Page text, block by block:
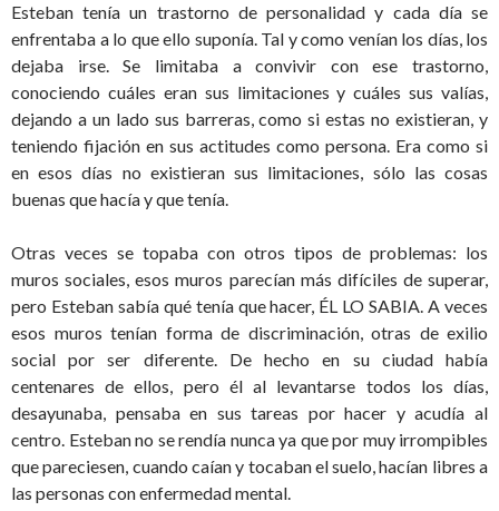
Esteban tenía un trastorno de personalidad y cada día se
enfrentaba a lo que ello suponía. Tal y como venían los días, los
dejaba irse. Se limitaba a convivir con ese trastorno,
conociendo cuáles eran sus limitaciones y cuáles sus valías,
dejando a un lado sus barreras, como si estas no existieran, y
teniendo fijación en sus actitudes como persona. Era como si
en esos días no existieran sus limitaciones, sólo las cosas
buenas que hacía y que tenía.
Otras veces se topaba con otros tipos de problemas: los
muros sociales, esos muros parecían más difíciles de superar,
pero Esteban sabía qué tenía que hacer, ÉL LO SABIA. A veces
esos muros tenían forma de discriminación, otras de exilio
social por ser diferente. De hecho en su ciudad había
centenares de ellos, pero él al levantarse todos los días,
desayunaba, pensaba en sus tareas por hacer y acudía al
centro. Esteban no se rendía nunca ya que por muy irrompibles
que pareciesen, cuando caían y tocaban el suelo, hacían libres a
las personas con enfermedad mental.